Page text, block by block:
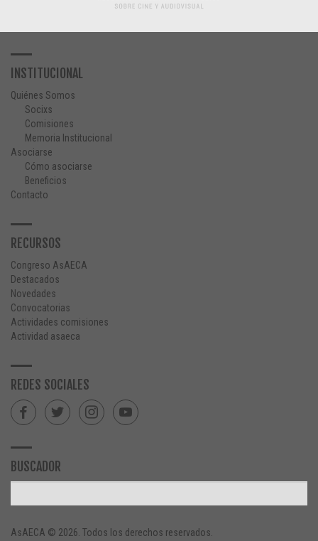
INSTITUCIONAL
Quiénes Somos
Socixs
Comisiones
Memoria Institucional
Asociarse
Cómo asociarse
Beneficios
Contacto
RECURSOS
Congreso AsAECA
Destacados
Novedades
Convocatorias
Actividades comisiones
Actividad asaeca
REDES SOCIALES
BUSCADOR
AsAECA © 2026. Todos los derechos reservados.